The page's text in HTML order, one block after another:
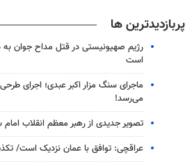
پربازدیدترین ها
رژیم صهیونیستی در قتل مداح جوان
است
ماجرای سنگ مزار اکبر عبدی؛ اجرای
می‌رسد!
تصویر جدیدی از رهبر معظم انقلاب
عراقچی: توافق با عمان نزدیک است/ تکذیب سهم ۱۱ درصدی